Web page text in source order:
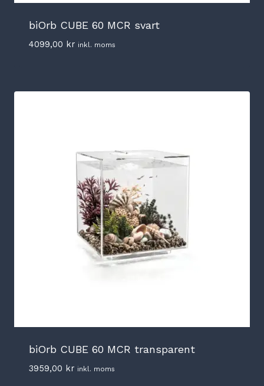
biOrb CUBE 60 MCR svart
4099,00 kr inkl. moms
biOrb CUBE 60 MCR transparent
3959,00 kr inkl. moms